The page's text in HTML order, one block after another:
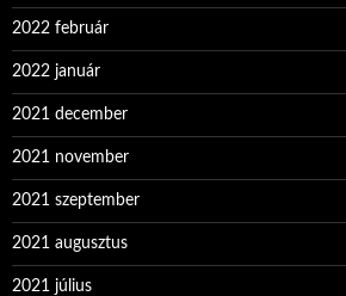
2022 február
2022 január
2021 december
2021 november
2021 szeptember
2021 augusztus
2021 július